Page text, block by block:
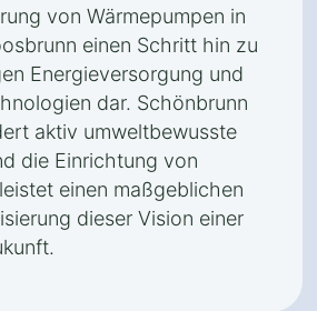
von Wärmepumpen in
einen Schritt hin zu
Energieversorgung und
dar. Schönbrunn
aktiv umweltbewusste
die Einrichtung von
einen maßgeblichen
dieser Vision einer